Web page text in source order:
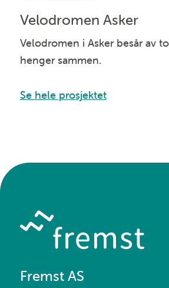
Velodromen Asker
Velodromen i Asker besår av
henger sammen.
Se hele prosjektet
Fremst AS